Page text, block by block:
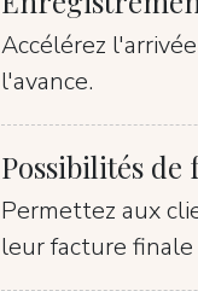
Accélérez
l'avance.
Possibilités
Permettez aux
leur facture